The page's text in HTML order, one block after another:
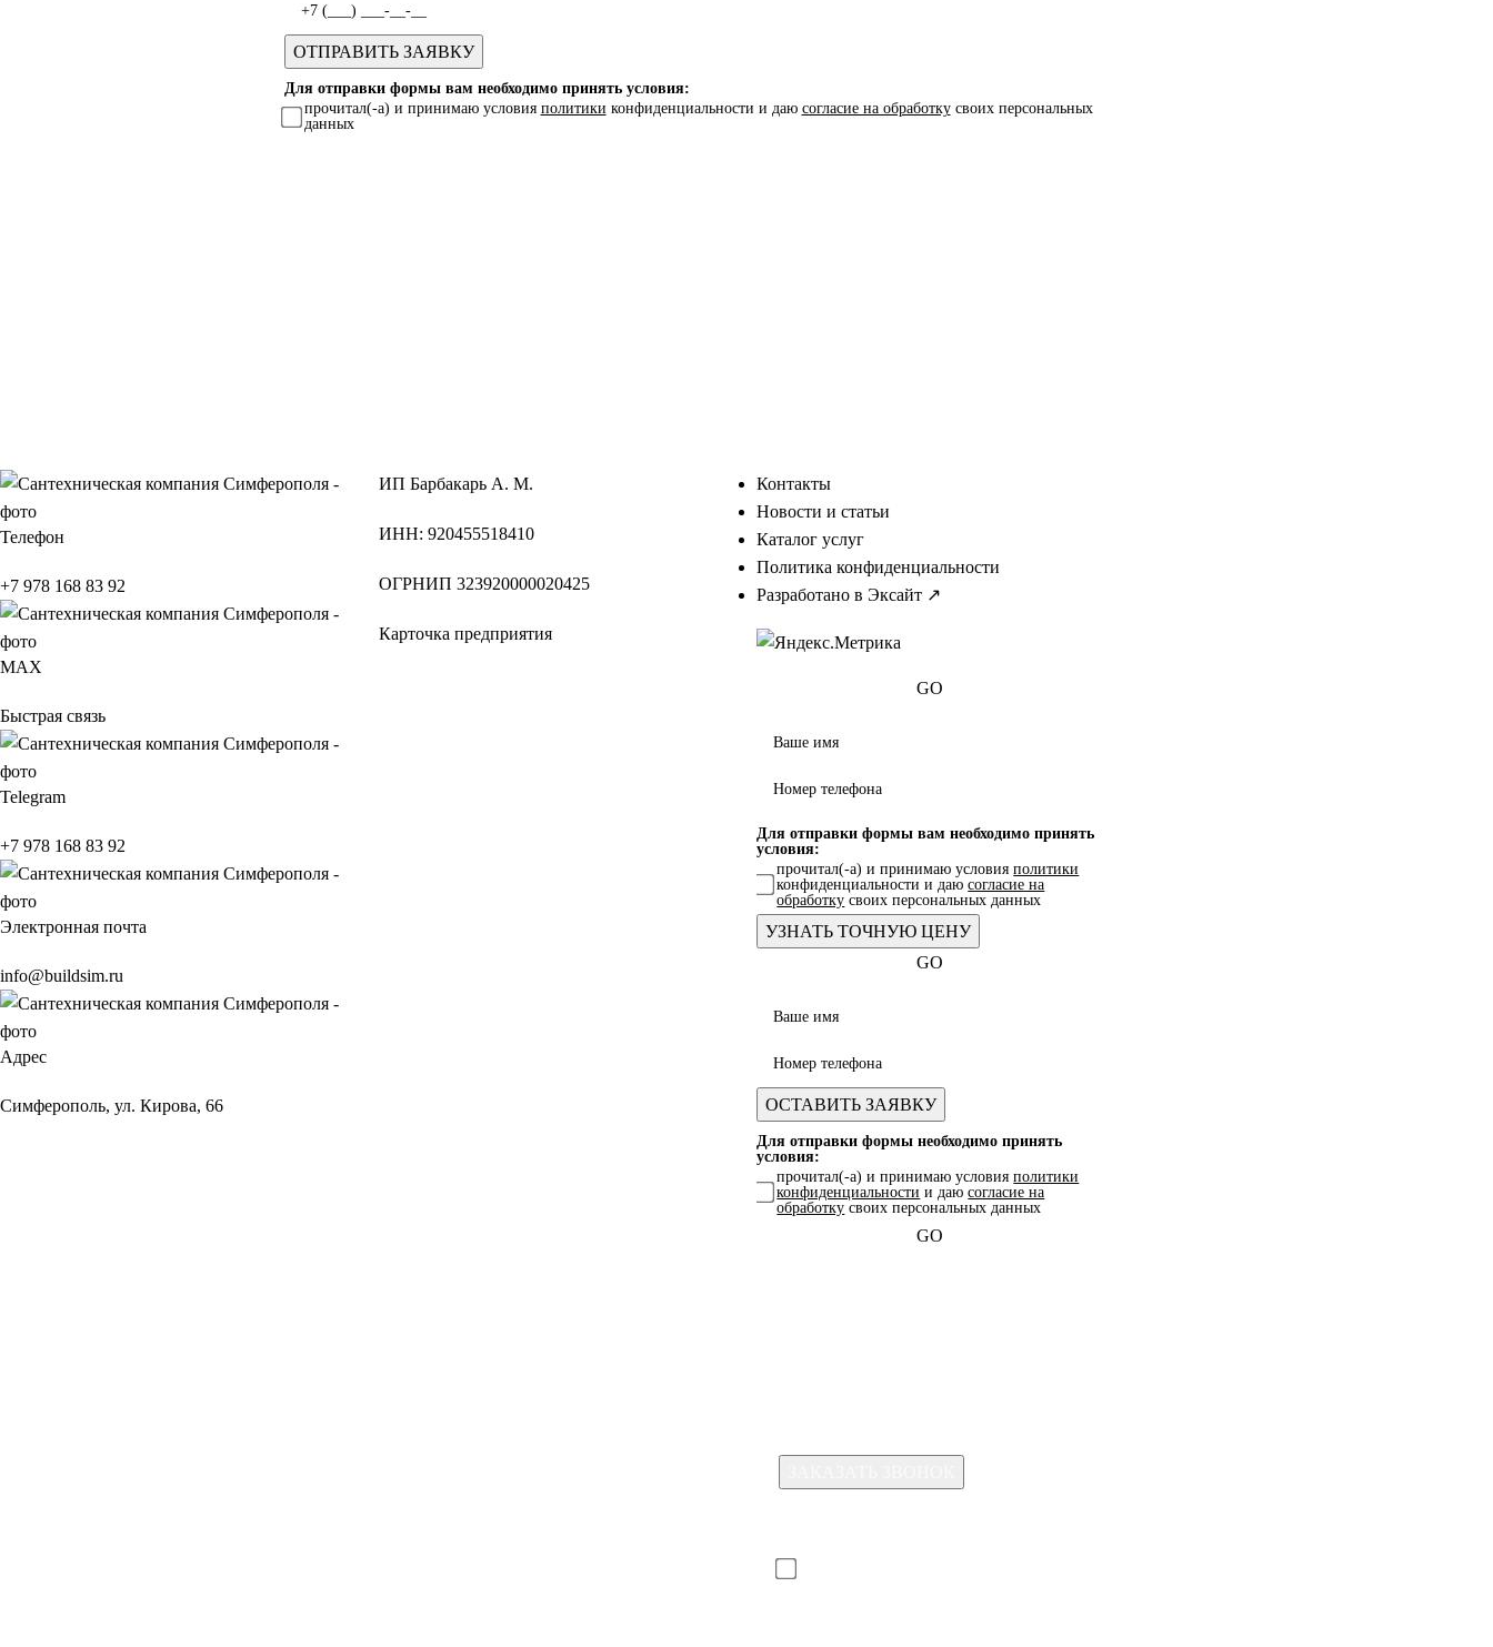
Для отправки формы вам необходимо принять условия:
прочитал(-а) и принимаю условия политики конфиденциальности и даю согласие на обработкусвоих персональных
данных
Телефон
+7 978 168 83 92
МАХ
Быстрая связь
Telegram
+7 978 168 83 92
Электронная почта
info@buildsim.ru
Адрес
Симферополь, ул. Кирова, 66
ИП Барбакарь А. М.
ИНН: 920455518410
ОГРНИП 323920000020425
Карточка предприятия
Контакты
Новости и статьи
Каталог услуг
Политика конфиденциальности
Разработано в Эксайт ↗
GO
Для отправки формы вам необходимо принять
условия:
прочитал(-а) и принимаю условияполитики
конфиденциальности и даюсогласие на
обработку своих персональных данных
GO
Для отправки формы необходимо принять
условия:
прочитал(-а) и принимаю условияполитики
конфиденциальности и даюсогласие на
обработку своих персональных данных
GO